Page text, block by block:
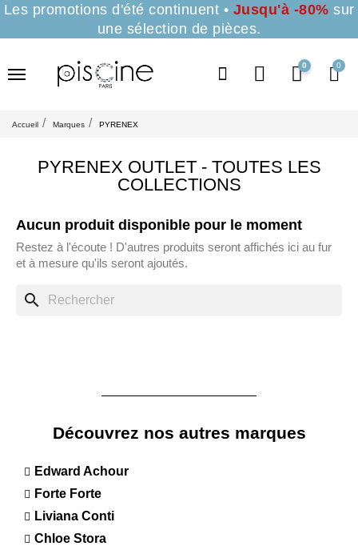
Les promotions d'été continuent • Jusqu'à -80% sur
une sélection de pièces.
0
Accueil Marques PYRENEX
PYRENEX OUTLET - TOUTES LES
COLLECTIONS
Aucun produit disponible pour le moment
Restez à l'écoute ! D'autres produits seront affichés ici au fur
et à mesure qu'ils seront ajoutés.
search
Découvrez nos autres marques
Edward Achour
Forte Forte
Liviana Conti
Chloe Stora